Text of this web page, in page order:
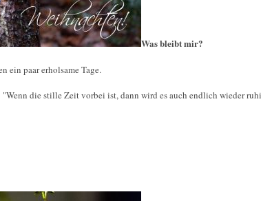
Was bleibt mir?
ein paar erholsame Tage.
die stille Zeit vorbei ist, dann wird es auch endlich wieder